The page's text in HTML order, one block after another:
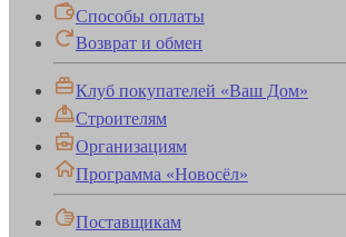
Способы оплаты
Возврат и обмен
Клуб покупателей «Ваш Дом»
Строителям
Организациям
Программа «Новосёл»
Поставщикам